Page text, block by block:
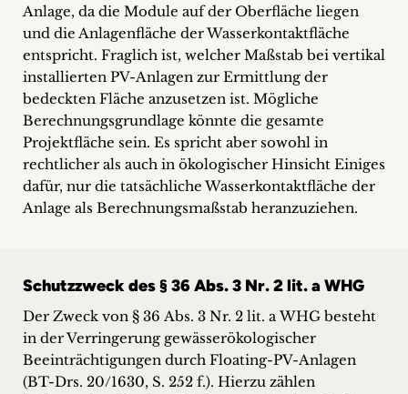
Anlage, da die Module auf der Oberfläche liegen
und die Anlagenfläche der Wasserkontaktfläche
entspricht. Fraglich ist, welcher Maßstab bei vertikal
installierten PV-Anlagen zur Ermittlung der
bedeckten Fläche anzusetzen ist. Mögliche
Berechnungsgrundlage könnte die gesamte
Projektfläche sein. Es spricht aber sowohl in
rechtlicher als auch in ökologischer Hinsicht Einiges
dafür, nur die tatsächliche Wasserkontaktfläche der
Anlage als Berechnungsmaßstab heranzuziehen.
Schutzzweck des § 36 Abs. 3 Nr. 2 lit. a WHG
Der Zweck von § 36 Abs. 3 Nr. 2 lit. a WHG besteht
in der Verringerung gewässerökologischer
Beeinträchtigungen durch Floating-PV-Anlagen
(BT-Drs. 20/1630, S. 252 f.). Hierzu zählen